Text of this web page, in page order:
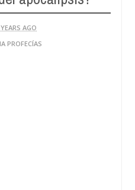
28,
20244
AGO
PROFECÍAS